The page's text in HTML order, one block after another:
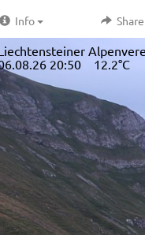
Info Share
20:50 12.2°C